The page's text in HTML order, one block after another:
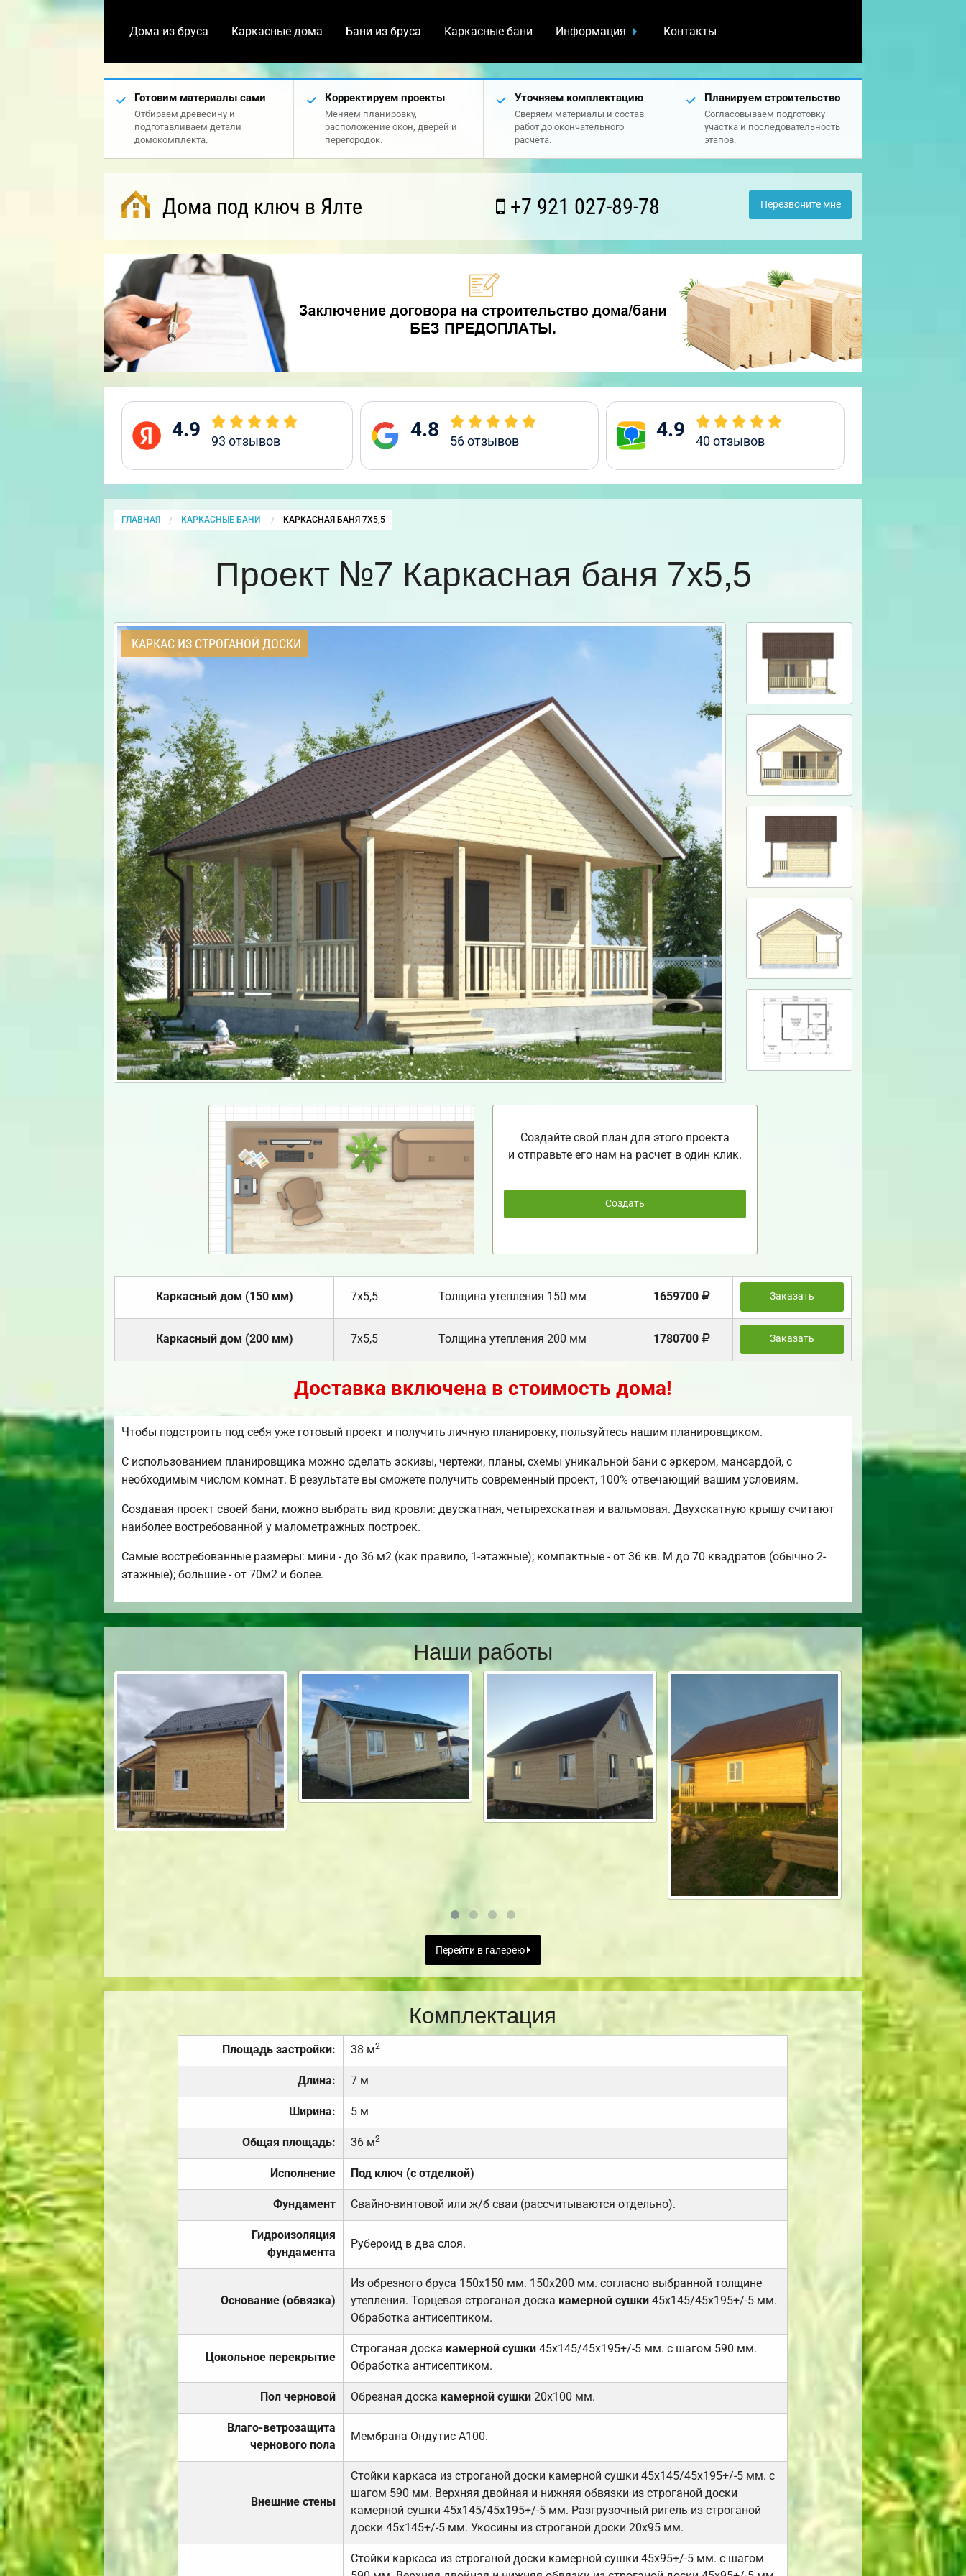
Дома из бруса Каркасные дома Бани из бруса Каркасные бани Информация Контакты
Готовим материалы сами
Отбираем древесину и
подготавливаем детали
домокомплекта.
Корректируем проекты
Меняем планировку,
расположение окон, дверей и
перегородок.
Уточняем комплектацию
Сверяем материалы и состав
работ до окончательного
расчёта.
Планируем строительство
Согласовываем подготовку
участка и последовательность
этапов.
Дома под ключ в Ялте +7 921 027-89-78 Перезвоните мне
4.9 93 отзывов 4.8 56отзывов 4.9 40отзывов
ГЛАВНАЯ КАРКАСНЫЕ БАНИ CURRENT:
КАРКАСНАЯ БАНЯ 7Х5,5
Проект №7 Каркасная баня 7х5,5
КАРКАС ИЗ СТРОГАНОЙ ДОСКИ
Создайте свой план для этого проекта
и отправьте его нам на расчет в один клик.
Создать
Каркасный дом (150 мм) 7х5,5 Толщина утепления 150 мм 1659700 Заказать
Каркасный дом (200 мм) 7х5,5 Толщина утепления 200 мм 1780700 Заказать
Доставка включена в стоимость дома!
Чтобы подстроить под себя уже готовый проект и получить личную планировку, пользуйтесь нашим планировщиком.
С использованием планировщика можно сделать эскизы, чертежи, планы, схемы уникальной бани с эркером, мансардой, с
необходимым числом комнат. В результате вы сможете получить современный проект, 100% отвечающий вашим условиям.
Создавая проект своей бани, можно выбрать вид кровли: двускатная, четырехскатная и вальмовая. Двухскатную крышу считают
наиболее востребованной у малометражных построек.
Самые востребованные размеры: мини - до 36 м2 (как правило, 1-этажные); компактные - от 36 кв. М до 70 квадратов (обычно 2-
этажные); большие - от 70м2 и более.
Наши работы
Перейти в галерею
Комплектация
Площадь застройки: 38 м2
Длина: 7 м
Ширина: 5 м
Общая площадь: 36 м2
Исполнение Под ключ (с отделкой)
Фундамент Свайно-винтовой или ж/б сваи (рассчитываются отдельно).
Гидроизоляция
фундамента
Рубероид в два слоя.
Основание (обвязка)
Из обрезного бруса 150х150 мм. 150х200 мм. согласно выбранной толщине
утепления. Торцевая строганая доска камерной сушки45х145/45х195+/-5 мм.
Обработка антисептиком.
Цокольное перекрытие
Строганая доска камерной сушки 45х145/45х195+/-5 мм. с шагом 590 мм.
Обработка антисептиком.
Пол черновой Обрезная доска камерной сушки20х100 мм.
Влаго-ветрозащита
чернового пола
Мембрана Ондутис А100.
Внешние стены
Стойки каркаса из строганой доски камерной сушки 45х145/45х195+/-5 мм. с
шагом 590 мм. Верхняя двойная и нижняя обвязки из строганой доски
камерной сушки 45х145/45х195+/-5 мм. Разгрузочный ригель из строганой
доски 45х145+/-5 мм. Укосины из строганой доски 20х95 мм.
Стойки каркаса из строганой доски камерной сушки 45х95+/-5 мм. с шагом